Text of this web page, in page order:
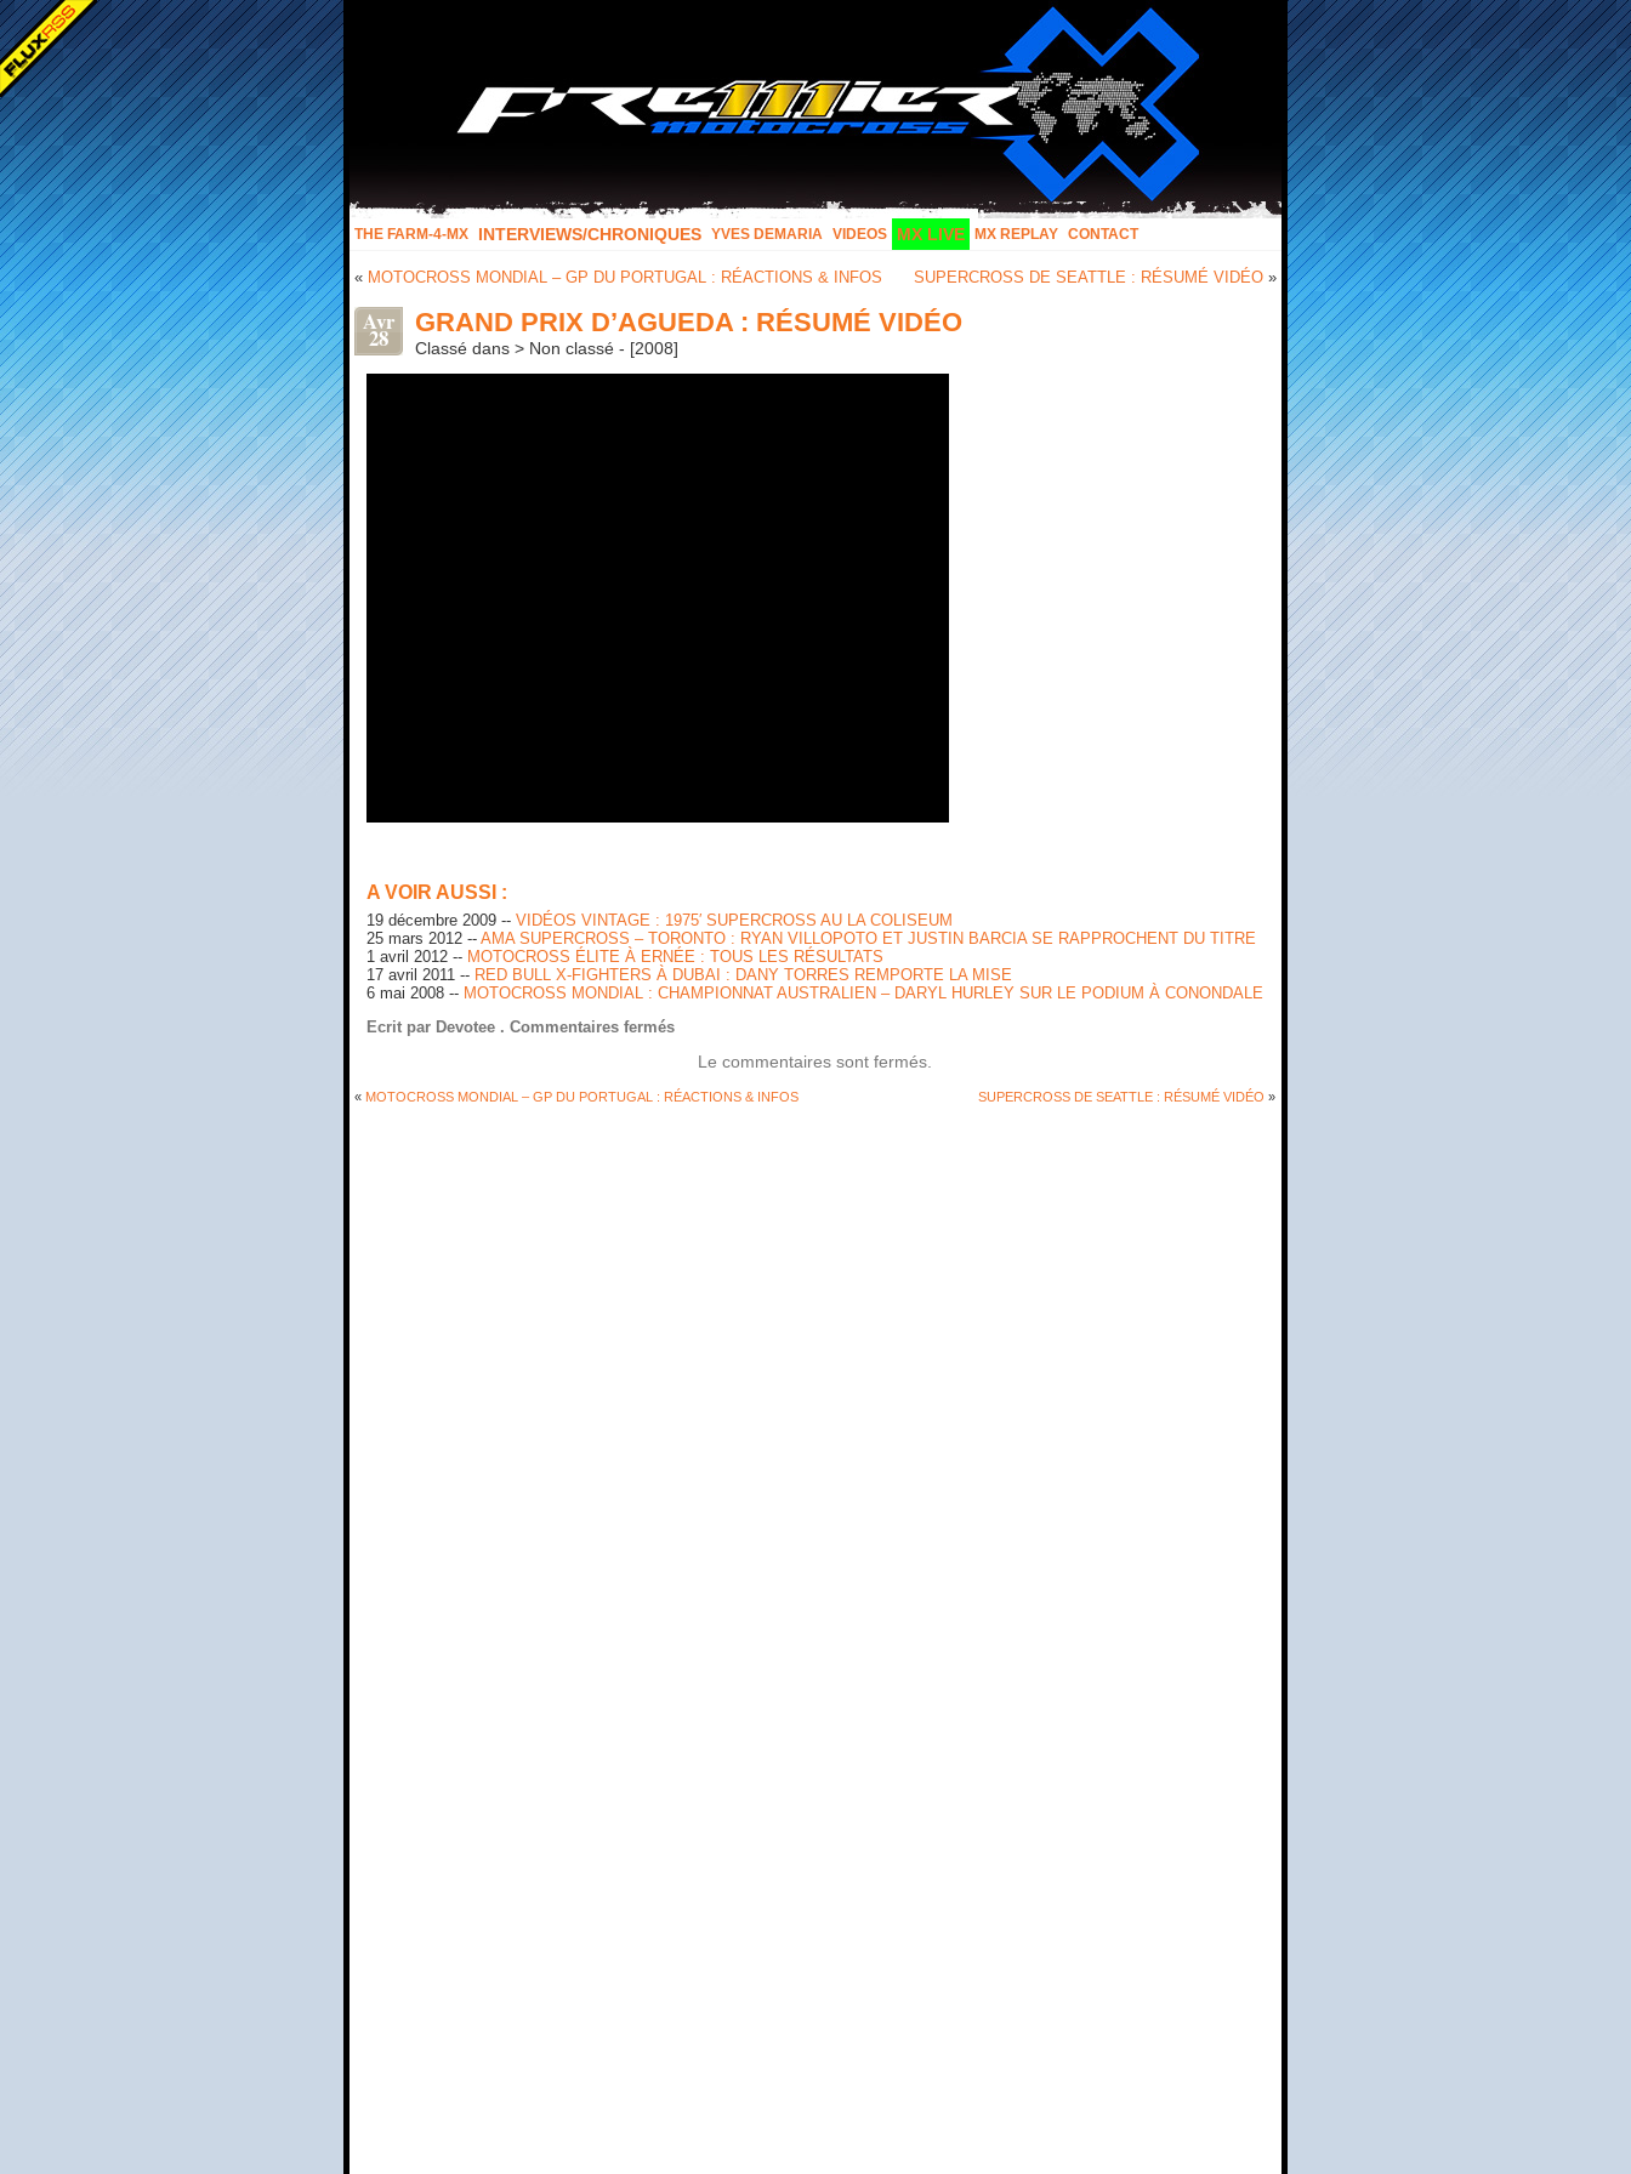
THE FARM-4-MX INTERVIEWS/CHRONIQUES YVES DEMARIA VIDEOS MX LIVE MX REPLAY CONTACT
« MOTOCROSS MONDIAL – GP DU PORTUGAL : RÉACTIONS & INFOS SUPERCROSS DE SEATTLE : RÉSUMÉ VIDÉO »
Avr
28
GRAND PRIX D’AGUEDA : RÉSUMÉ VIDÉO
Classé dans > Non classé - [2008]
A VOIR AUSSI :
19 décembre 2009 -- VIDÉOS VINTAGE : 1975′ SUPERCROSS AU LA COLISEUM
25 mars 2012 -- AMA SUPERCROSS – TORONTO : RYAN VILLOPOTO ET JUSTIN BARCIA SE RAPPROCHENT DU TITRE
1 avril 2012 -- MOTOCROSS ÉLITE À ERNÉE : TOUS LES RÉSULTATS
17 avril 2011 -- RED BULL X-FIGHTERS À DUBAI : DANY TORRES REMPORTE LA MISE
6 mai 2008 -- MOTOCROSS MONDIAL : CHAMPIONNAT AUSTRALIEN – DARYL HURLEY SUR LE PODIUM À CONONDALE
Ecrit par Devotee . Commentaires ferméssur
PRIX
:
Le commentaires sont fermés.
« MOTOCROSS MONDIAL – GP DU PORTUGAL : RÉACTIONS & INFOS SUPERCROSS DE SEATTLE : RÉSUMÉ VIDÉO »